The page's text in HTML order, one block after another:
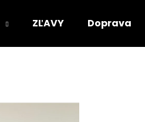
ZĽAVY Doprava